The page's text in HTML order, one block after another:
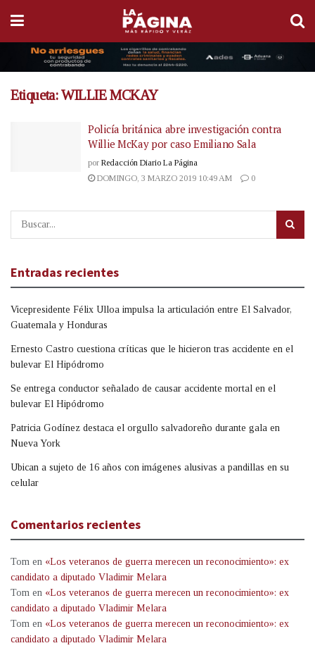
Etiqueta:WILLIE MCKAY
Policía británica abre investigación contra
Willie McKay por caso Emiliano Sala
por Redacción Diario La Página
DOMINGO, 3 MARZO 2019 10:49 AM
0
Entradas recientes
Vicepresidente Félix Ulloa impulsa la articulación entre El Salvador,
Guatemala y Honduras
Ernesto Castro cuestiona críticas que le hicieron tras accidente en el
bulevar El Hipódromo
Se entrega conductor señalado de causar accidente mortal en el
bulevar El Hipódromo
Patricia Godínez destaca el orgullo salvadoreño durante gala en
Nueva York
Ubican a sujeto de 16 años con imágenes alusivas a pandillas en su
celular
Comentarios recientes
Tom en «Los veteranos de guerra merecen un reconocimiento»: ex
candidato a diputado Vladimir Melara
Tom en «Los veteranos de guerra merecen un reconocimiento»: ex
candidato a diputado Vladimir Melara
Tom en «Los veteranos de guerra merecen un reconocimiento»: ex
candidato a diputado Vladimir Melara